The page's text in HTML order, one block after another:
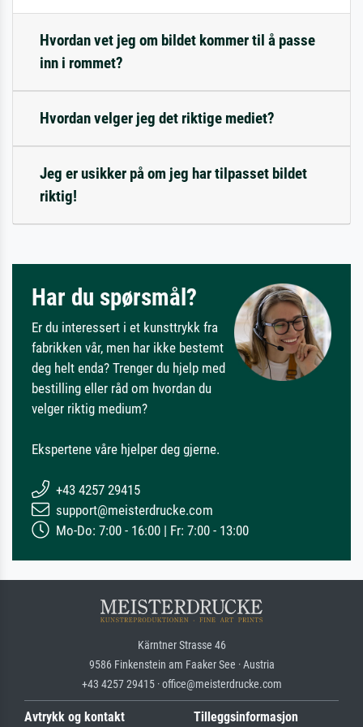
Hvordan vet jeg om bildet kommer til å passe
inn i rommet?
Hvordan velger jeg det riktige mediet?
Jeg er usikker på om jeg har tilpasset bildet
riktig!
Har du spørsmål?
Er du interessert i et kunsttrykk fra
fabrikken vår, men har ikke bestemt
deg helt enda? Trenger du hjelp med
bestilling eller råd om hvordan du
velger riktig medium?
Ekspertene våre hjelper deg gjerne.
+43 4257 29415
support@meisterdrucke.com
Mo-Do: 7:00 - 16:00 | Fr: 7:00 - 13:00
Kärntner Strasse 46
9586 Finkenstein am Faaker See · Austria
+43 4257 29415 · office@meisterdrucke.com
Avtrykk og kontakt Tilleggsinformasjon